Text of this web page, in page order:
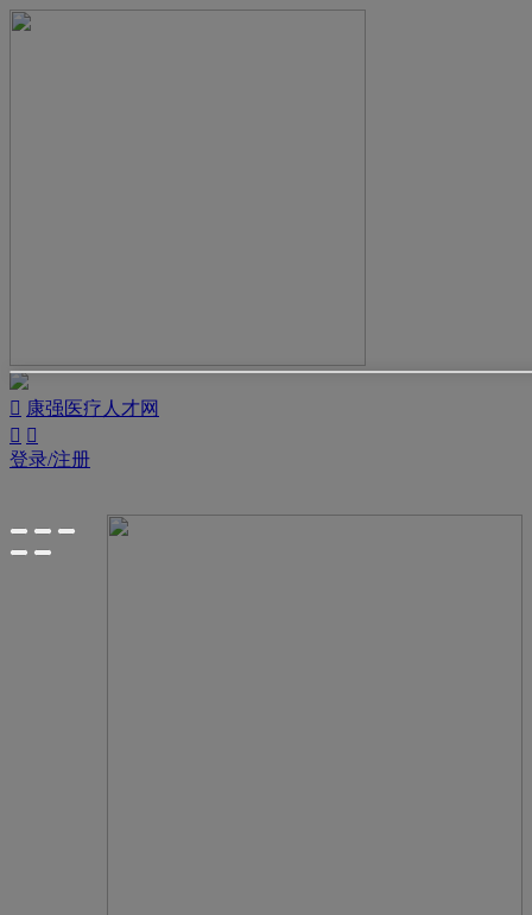
 康强医疗人才网
 
登录/注册